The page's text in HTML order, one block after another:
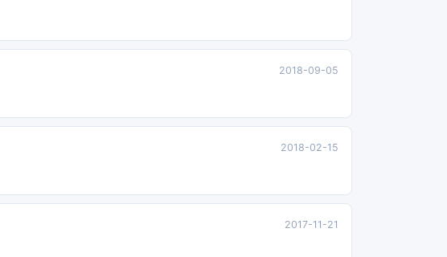
2018-09-05
2018-02-15
2017-11-21